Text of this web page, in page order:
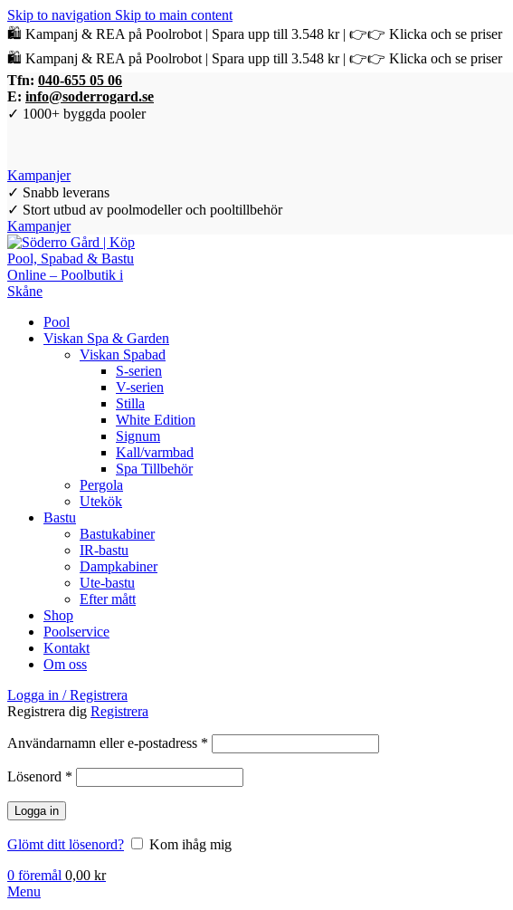
Skip to navigation Skip to main content
🛍️ Kampanj & REA på Poolrobot | Spara upp till 3.548 kr | 👉👉 Klicka och se priser
🛍️ Kampanj & REA på Poolrobot | Spara upp till 3.548 kr | 👉👉 Klicka och se priser
Tfn: 040-655 05 06
E: info@soderrogard.se
✓ 1000+ byggda pooler
Kampanjer
✓ Snabb leverans
✓ Stort utbud av poolmodeller och pooltillbehör
Kampanjer
Pool
Viskan Spa & Garden
Viskan Spabad
S-serien
V-serien
Stilla
White Edition
Signum
Kall/varmbad
Spa Tillbehör
Pergola
Utekök
Bastu
Bastukabiner
IR-bastu
Dampkabiner
Ute-bastu
Efter mått
Shop
Poolservice
Kontakt
Om oss
Logga in / Registrera
Registrera dig Registrera
Användarnamn eller e-postadress *
Lösenord *
Logga in
Glömt ditt lösenord?
Kom ihåg mig
0 föremål 0,00 kr
Menu